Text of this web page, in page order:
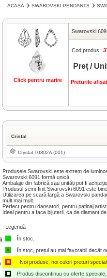
ACASĂ SWAROVSKI PENDANTS
Click pentru marire
Swarovski
Cod produs:
Preț /
Preturile
Cristal
Crystal T0302A (001)
Produsele Swarovski este extrem de
Swarovski 6091 formă unică.
Ambalaje din fabrică sau unități pot fi
Produsul semi-finit Swarovski 6091 este
Utilizarea pe scară largă a Swarovski
mult mai mult.
Perfect pentru dansatori, pentru patinaj
Ideal pentru a face bijuterii, ca de diamant
Legendă
În stoc.
În stoc, prețul au mai favorabil decât
Noi produse, noi culori preturi
Produs discontinuu cu oferte